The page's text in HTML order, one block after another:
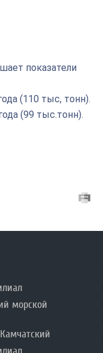
показатели
(110 тыс, тонн).
(99 тыс.тонн).
морской